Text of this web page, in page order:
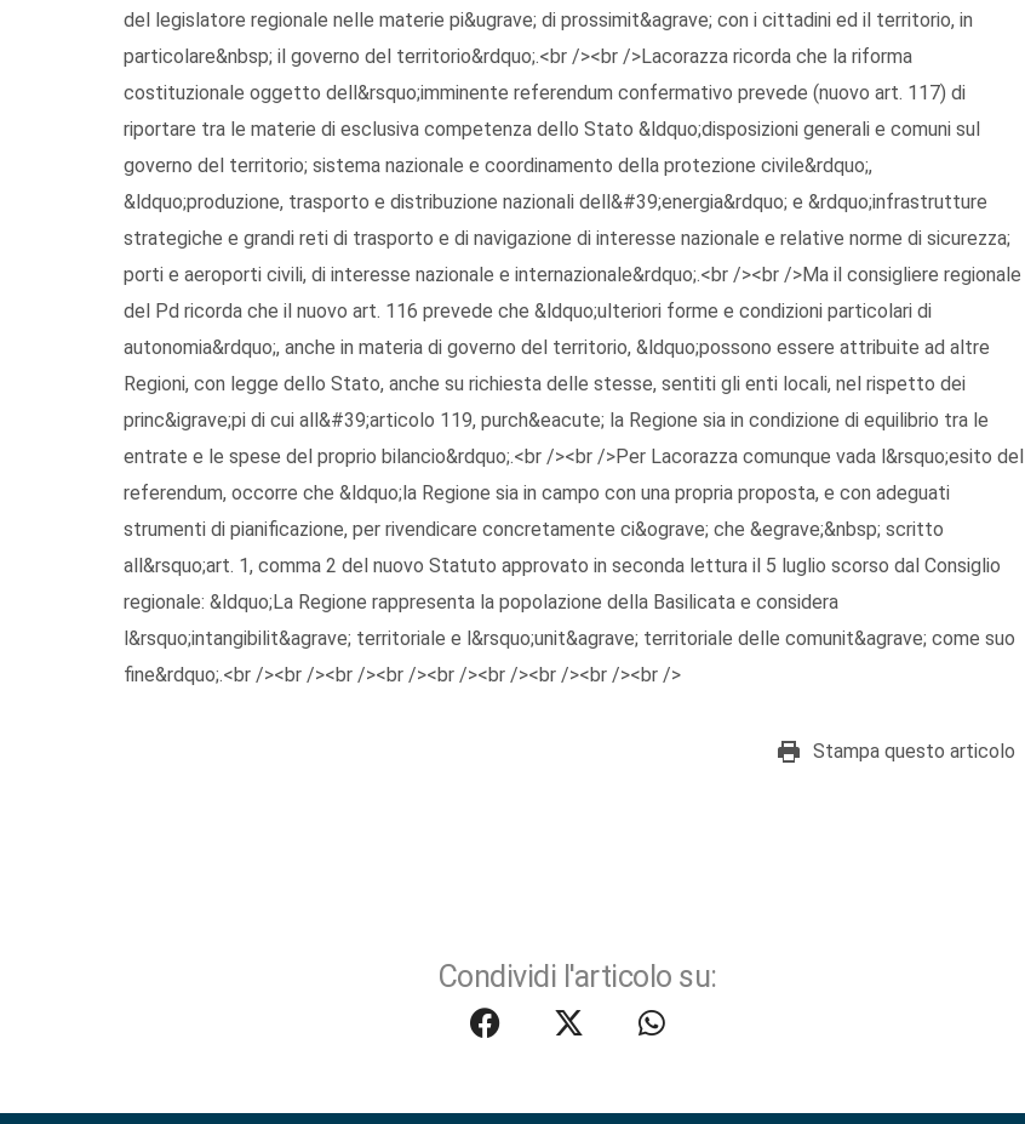
del legislatore regionale nelle materie pi&ugrave; di prossimit&agrave; con i cittadini ed il territorio, in
particolare&nbsp; il governo del territorio&rdquo;.<br /><br />Lacorazza ricorda che la riforma
costituzionale oggetto dell&rsquo;imminente referendum confermativo prevede (nuovo art. 117) di
riportare tra le materie di esclusiva competenza dello Stato &ldquo;disposizioni generali e comuni sul
governo del territorio; sistema nazionale e coordinamento della protezione civile&rdquo;,
&ldquo;produzione, trasporto e distribuzione nazionali dell&#39;energia&rdquo; e &rdquo;infrastrutture
strategiche e grandi reti di trasporto e di navigazione di interesse nazionale e relative norme di sicurezza;
porti e aeroporti civili, di interesse nazionale e internazionale&rdquo;.<br /><br />Ma il consigliere regionale
del Pd ricorda che il nuovo art. 116 prevede che &ldquo;ulteriori forme e condizioni particolari di
autonomia&rdquo;, anche in materia di governo del territorio, &ldquo;possono essere attribuite ad altre
Regioni, con legge dello Stato, anche su richiesta delle stesse, sentiti gli enti locali, nel rispetto dei
princ&igrave;pi di cui all&#39;articolo 119, purch&eacute; la Regione sia in condizione di equilibrio tra le
entrate e le spese del proprio bilancio&rdquo;.<br /><br />Per Lacorazza comunque vada l&rsquo;esito del
referendum, occorre che &ldquo;la Regione sia in campo con una propria proposta, e con adeguati
strumenti di pianificazione, per rivendicare concretamente ci&ograve; che &egrave;&nbsp; scritto
all&rsquo;art. 1, comma 2 del nuovo Statuto approvato in seconda lettura il 5 luglio scorso dal Consiglio
regionale: &ldquo;La Regione rappresenta la popolazione della Basilicata e considera
l&rsquo;intangibilit&agrave; territoriale e l&rsquo;unit&agrave; territoriale delle comunit&agrave; come suo
fine&rdquo;.<br /><br /><br /><br /><br /><br /><br /><br /><br />
Stampa questo articolo
Condividi l'articolo su: